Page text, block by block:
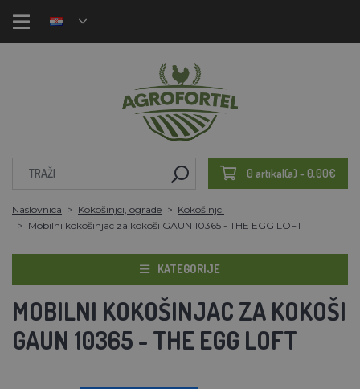
0 artikal(a) - 0,00€
Naslovnica Kokošinjci, ograde
Kokošinjci
Mobilni kokošinjac za kokoši GAUN 10365 - THE EGG LOFT
KATEGORIJE
MOBILNI KOKOŠINJAC ZA KOKOŠI
GAUN 10365 - THE EGG LOFT